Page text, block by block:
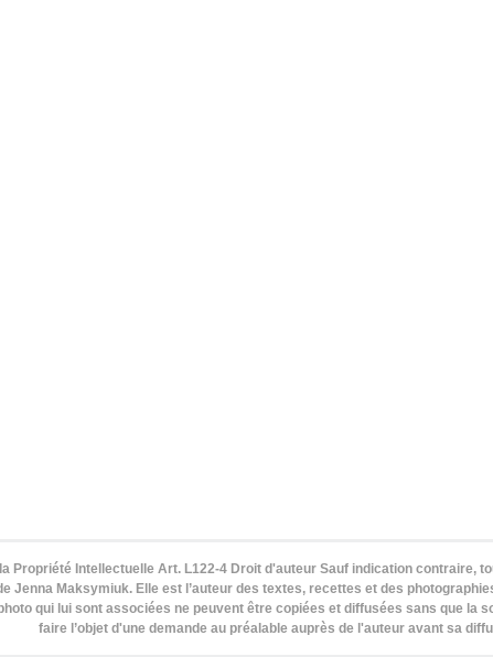
Propriété Intellectuelle Art. L122-4 Droit d'auteur Sauf indication contraire,
Jenna Maksymiuk. Elle est l’auteur des textes, recettes et des
qui lui sont associées ne peuvent être copiées et diffusées sans que la
faire l’objet d'une demande au préalable auprès de l'auteur avant sa